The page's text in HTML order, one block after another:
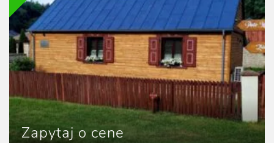
Zapytaj o cene